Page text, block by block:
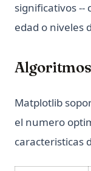
significativos --
edad o niveles
Matplotlib
el numero
caracteristicas